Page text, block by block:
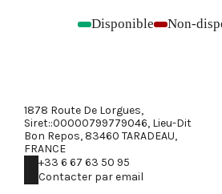
- Disponible - Non-
1878 Route De Lorgues,
Siret::00000799779046, Lieu-Dit
Bon Repos, 83460 TARADEAU,
FRANCE
+33 6 67 63 50 95
Contacter par email